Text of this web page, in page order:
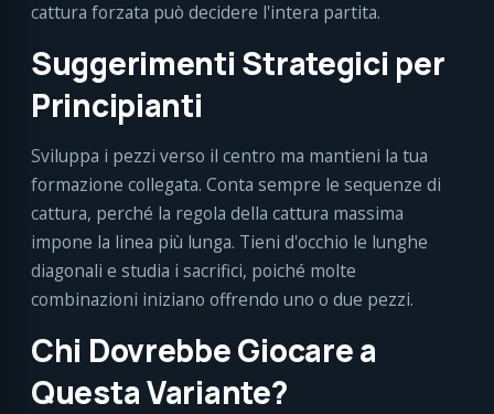
cattura forzata può decidere l'intera partita.
Suggerimenti Strategici per
Principianti
Sviluppa i pezzi verso il centro ma mantieni la tua
formazione collegata. Conta sempre le sequenze di
cattura, perché la regola della cattura massima
impone la linea più lunga. Tieni d'occhio le lunghe
diagonali e studia i sacrifici, poiché molte
combinazioni iniziano offrendo uno o due pezzi.
Chi Dovrebbe Giocare a
Questa Variante?